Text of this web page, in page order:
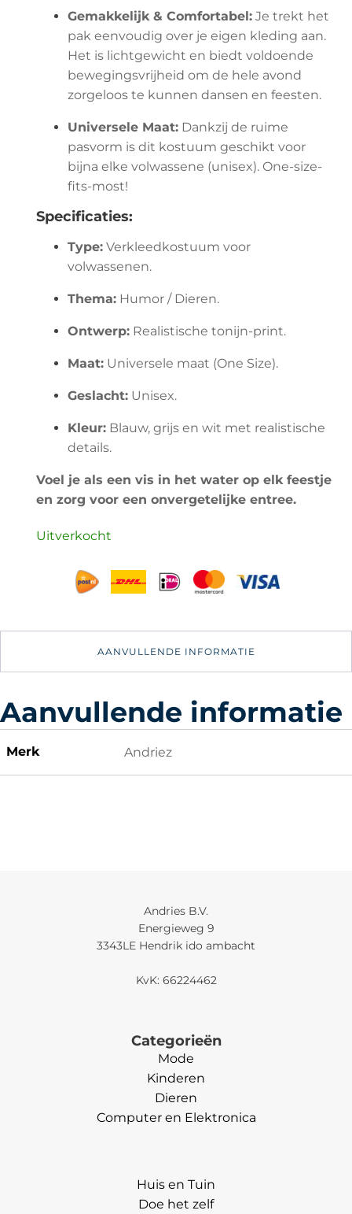
Gemakkelijk & Comfortabel: Je trekt het
pak eenvoudig over je eigen kleding aan.
Het is lichtgewicht en biedt voldoende
bewegingsvrijheid om de hele avond
zorgeloos te kunnen dansen en feesten.
Universele Maat: Dankzij de ruime
pasvorm is dit kostuum geschikt voor
bijna elke volwassene (unisex). One-size-
fits-most!
Specificaties:
Type: Verkleedkostuum voor
volwassenen.
Thema: Humor / Dieren.
Ontwerp: Realistische tonijn-print.
Maat: Universele maat (One Size).
Geslacht: Unisex.
Kleur: Blauw, grijs en wit met realistische
details.
Voel je als een vis in het water op elk feestje
en zorg voor een onvergetelijke entree.
Uitverkocht
AANVULLENDE INFORMATIE
Aanvullende informatie
Merk Andriez
Andries B.V.
Energieweg 9
3343LE Hendrik ido ambacht
KvK: 66224462
Categorieën
Mode
Kinderen
Dieren
Computer en Elektronica
Huis en Tuin
Doe het zelf